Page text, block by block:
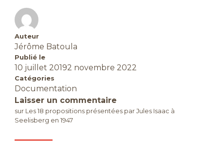
Auteur
Jérôme Batoula
Publié le
10 juillet 20192 novembre 2022
Catégories
Documentation
Laisser un commentaire
sur Les 18 propositions présentées par Jules Isaac à
Seelisberg en 1947